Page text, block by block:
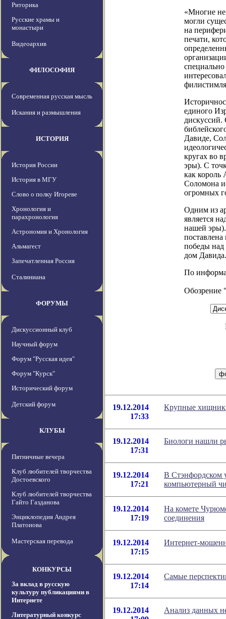
Риторика
Русские храмы и
монастыри
Видеоархив
ФИЛОСОФИЯ
Современная русская мысль
Искания и размышления
ИСТОРИЯ
История России
История в МГУ
Слово о полку Игореве
Хронология и
парахронология
Астрономия и Хронология
Альмагест
Запечатленная Россия
Сталиниана
ФОРУМЫ
Дискуссионный клуб
Научный форум
Форум "Русская идея"
Форум "Курск"
Исторический форум
Детский форум
КЛУБЫ
Пятничные вечера
Клуб любителей творчества
Достоевского
Клуб любителей творчества
Гайто Газданова
Энциклопедия Андрея
Платонова
Мастерская перевода
КОНКУРСЫ
За вклад в русскую
культуру публикациями в
Интернете
Литературный конкурс
«Многие не
могли
на
печати,
единого
дискуссий.
Давиде,
кругах во
эры). С
как король
Соломона
огромных
Одним из
является
нашей эры).
победы над
дом Давида.
По
Обозрение
19.12.2014
17:33
Крупные
19.12.2014
17:31
Биологи нашли
19.12.2014
17:21
В Стэнфордском
компьютерный
19.12.2014
17:19
На комете
соединения
19.12.2014
17:15
Интернет-
19.12.2014
17:14
Самые
19.12.2014
Анализ данных